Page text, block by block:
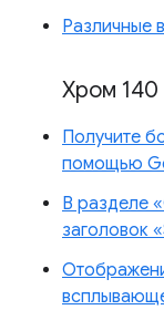
Различные
Хром 140
Получите
помощью
В разделе
заголовок